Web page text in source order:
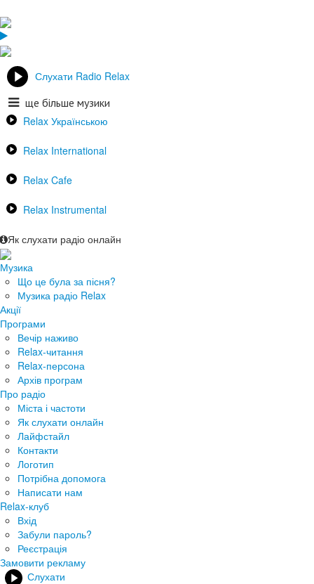
Слухати Radio Relax
ще більше музики
Relax Українською
Relax International
Relax Cafe
Relax Instrumental
Як слухати радіо онлайн
Музика
Що це була за пісня?
Музика радіо Relax
Акції
Програми
Вечір наживо
Relax-читання
Relax-персона
Архів програм
Про радіо
Міста і частоти
Як слухати онлайн
Лайфстайл
Контакти
Логотип
Потрібна допомога
Написати нам
Relax-клуб
Вхід
Забули пароль?
Реєстрація
Замовити рекламу
Слухати